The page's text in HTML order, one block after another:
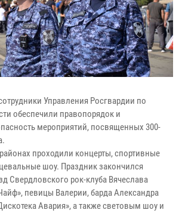
Управления Росгвардии по
обеспечили правопорядок и
мероприятий, посвященных 300-
проходили концерты, спортивные
шоу. Праздник закончился
Свердловского рок-клуба Вячеслава
певицы Валерии, барда Александра
Авария», а также световым шоу и